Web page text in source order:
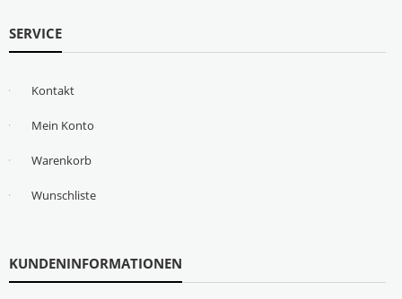
SERVICE
Kontakt
Mein Konto
Warenkorb
Wunschliste
KUNDENINFORMATIONEN